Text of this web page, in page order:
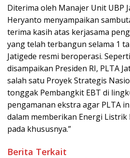
Diterima oleh Manajer Unit UBP
Heryanto menyampaikan
terima kasih atas kerjasama
yang telah terbangun selama 1
Jatigede resmi beroperasi.
disampaikan Presiden RI, PLTA
salah satu Proyek Strategis
tonggak Pembangkit EBT di
pengamanan ekstra agar PLTA
dalam memberikan Energi Listrik
pada khususnya.”
Berita Terkait